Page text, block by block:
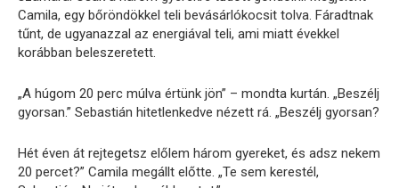
Camila, egy bőröndökkel teli bevásárlókocsit tolva. Fáradtnak
tűnt, de ugyanazzal az energiával teli, ami miatt évekkel
korábban beleszeretett.
„A húgom 20 perc múlva értünk jön” – mondta kurtán. „Beszélj
gyorsan.” Sebastián hitetlenkedve nézett rá. „Beszélj gyorsan?
Hét éven át rejtegetsz előlem három gyereket, és adsz nekem
20 percet?” Camila megállt előtte. „Te sem kerestél,